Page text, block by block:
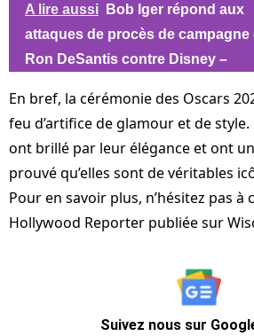
A lire aussi
Bob Iger répond aux
attaques de procès de campagne
Ron DeSantis contre Disney –
En bref, la cérémonie des Oscars
feu d’artifice de glamour et de
ont brillé par leur élégance et ont
prouvé qu’elles sont de véritables
Pour en savoir plus, n’hésitez pas
Hollywood Reporter publiée sur
Suivez nous sur